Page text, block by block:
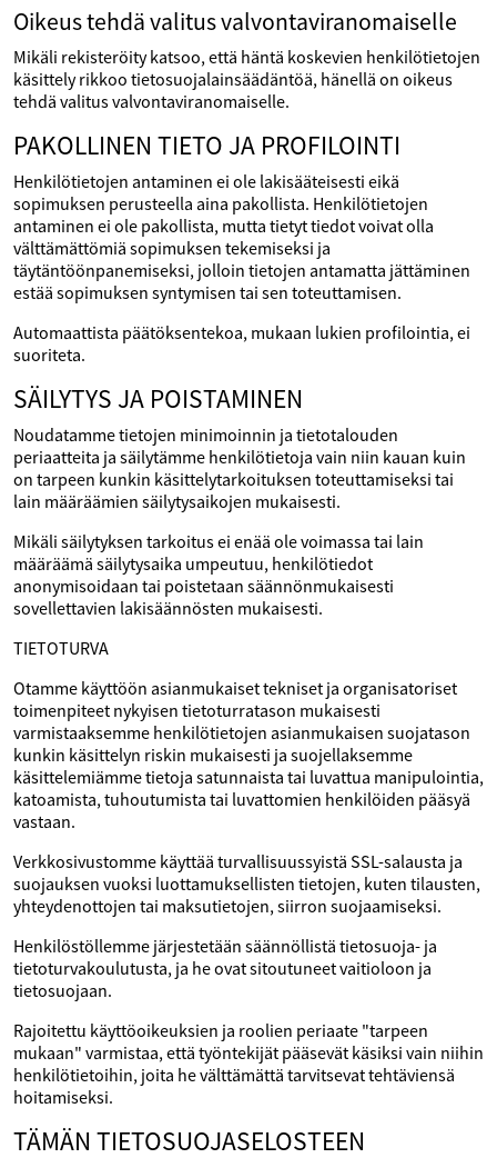
Oikeus tehdä valitus valvontaviranomaiselle
Mikäli rekisteröity katsoo, että häntä koskevien henkilötietojen
käsittely rikkoo tietosuojalainsäädäntöä, hänellä on oikeus
tehdä valitus valvontaviranomaiselle.
PAKOLLINEN TIETO JA PROFILOINTI
Henkilötietojen antaminen ei ole lakisääteisesti eikä
sopimuksen perusteella aina pakollista. Henkilötietojen
antaminen ei ole pakollista, mutta tietyt tiedot voivat olla
välttämättömiä sopimuksen tekemiseksi ja
täytäntöönpanemiseksi, jolloin tietojen antamatta jättäminen
estää sopimuksen syntymisen tai sen toteuttamisen.
Automaattista päätöksentekoa, mukaan lukien profilointia, ei
suoriteta.
SÄILYTYS JA POISTAMINEN
Noudatamme tietojen minimoinnin ja tietotalouden
periaatteita ja säilytämme henkilötietoja vain niin kauan kuin
on tarpeen kunkin käsittelytarkoituksen toteuttamiseksi tai
lain määräämien säilytysaikojen mukaisesti.
Mikäli säilytyksen tarkoitus ei enää ole voimassa tai lain
määräämä säilytysaika umpeutuu, henkilötiedot
anonymisoidaan tai poistetaan säännönmukaisesti
sovellettavien lakisäännösten mukaisesti.
TIETOTURVA
Otamme käyttöön asianmukaiset tekniset ja organisatoriset
toimenpiteet nykyisen tietoturratason mukaisesti
varmistaaksemme henkilötietojen asianmukaisen suojatason
kunkin käsittelyn riskin mukaisesti ja suojellaksemme
käsittelemiämme tietoja satunnaista tai luvattua manipulointia,
katoamista, tuhoutumista tai luvattomien henkilöiden pääsyä
vastaan.
Verkkosivustomme käyttää turvallisuussyistä SSL-salausta ja
suojauksen vuoksi luottamuksellisten tietojen, kuten tilausten,
yhteydenottojen tai maksutietojen, siirron suojaamiseksi.
Henkilöstöllemme järjestetään säännöllistä tietosuoja- ja
tietoturvakoulutusta, ja he ovat sitoutuneet vaitioloon ja
tietosuojaan.
Rajoitettu käyttöoikeuksien ja roolien periaate "tarpeen
mukaan" varmistaa, että työntekijät pääsevät käsiksi vain niihin
henkilötietoihin, joita he välttämättä tarvitsevat tehtäviensä
hoitamiseksi.
TÄMÄN TIETOSUOJASELOSTEEN